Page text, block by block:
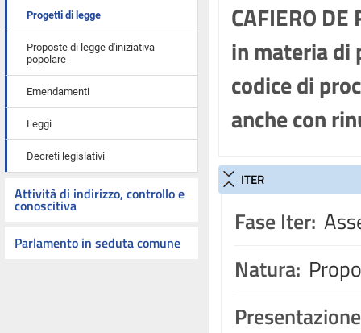
Progetti di legge
Proposte di legge d'iniziativa
popolare
Emendamenti
Leggi
Decreti legislativi
Attività di indirizzo, controllo e
conoscitiva
Parlamento in seduta comune
CAFIERO
in materia di
codice di
anche con
ITER
Fase Iter:
Natura: